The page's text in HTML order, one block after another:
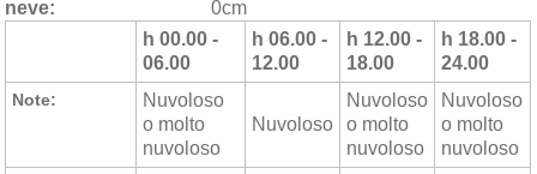
neve:
0cm
h 00.00 -
06.00
h 06.00 -
12.00
h 12.00 -
18.00
h 18.00 -
24.00
Note:
Nuvoloso
o molto
nuvoloso
Nuvoloso
Nuvoloso
o molto
nuvoloso
Nuvoloso
o molto
nuvoloso